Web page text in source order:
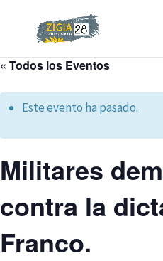
« Todos los Eventos
Este evento ha pasado.
Militares
contra la
Franco.